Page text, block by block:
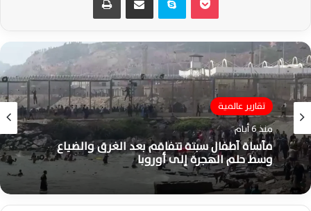
تقارير عالمية
منذ 6 أيام
مأساة أطفال سبتة تتفاقم بعد الغرق والضياع
وسط حلم الهجرة إلى أوروبا